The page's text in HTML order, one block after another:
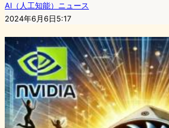
AI（人工知能）ニュース
2024年6月6日5:17